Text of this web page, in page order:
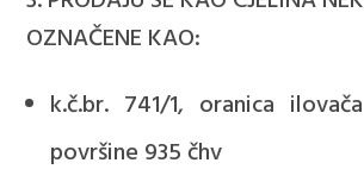
OZNAČENE KAO:
k.č.br. 741/1, oranica
površine 935 čhv